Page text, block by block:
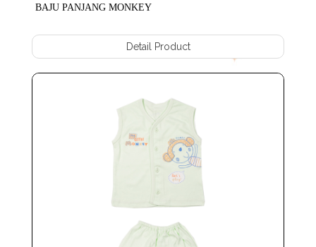
BAJU PANJANG MONKEY
Detail Product